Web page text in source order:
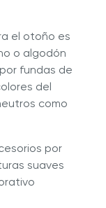
el otoño es
o algodón
fundas de
del
como
por
suaves